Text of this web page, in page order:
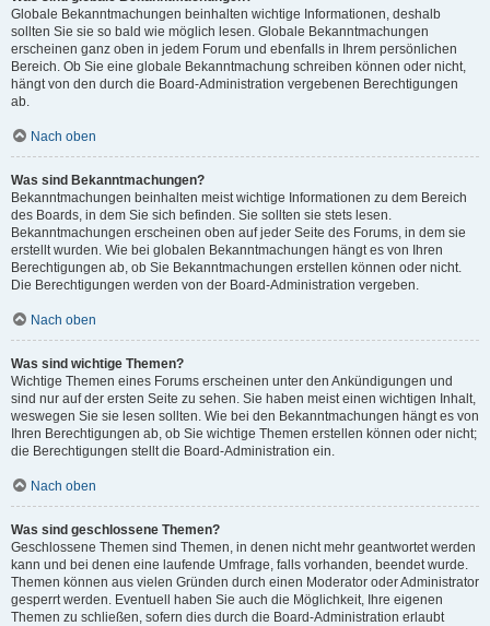
Globale Bekanntmachungen beinhalten wichtige Informationen, deshalb
sollten Sie sie so bald wie möglich lesen. Globale Bekanntmachungen
erscheinen ganz oben in jedem Forum und ebenfalls in Ihrem persönlichen
Bereich. Ob Sie eine globale Bekanntmachung schreiben können oder nicht,
hängt von den durch die Board-Administration vergebenen Berechtigungen
ab.
Nach oben
Was sind Bekanntmachungen?
Bekanntmachungen beinhalten meist wichtige Informationen zu dem Bereich
des Boards, in dem Sie sich befinden. Sie sollten sie stets lesen.
Bekanntmachungen erscheinen oben auf jeder Seite des Forums, in dem sie
erstellt wurden. Wie bei globalen Bekanntmachungen hängt es von Ihren
Berechtigungen ab, ob Sie Bekanntmachungen erstellen können oder nicht.
Die Berechtigungen werden von der Board-Administration vergeben.
Nach oben
Was sind wichtige Themen?
Wichtige Themen eines Forums erscheinen unter den Ankündigungen und
sind nur auf der ersten Seite zu sehen. Sie haben meist einen wichtigen Inhalt,
weswegen Sie sie lesen sollten. Wie bei den Bekanntmachungen hängt es von
Ihren Berechtigungen ab, ob Sie wichtige Themen erstellen können oder nicht;
die Berechtigungen stellt die Board-Administration ein.
Nach oben
Was sind geschlossene Themen?
Geschlossene Themen sind Themen, in denen nicht mehr geantwortet werden
kann und bei denen eine laufende Umfrage, falls vorhanden, beendet wurde.
Themen können aus vielen Gründen durch einen Moderator oder Administrator
gesperrt werden. Eventuell haben Sie auch die Möglichkeit, Ihre eigenen
Themen zu schließen, sofern dies durch die Board-Administration erlaubt